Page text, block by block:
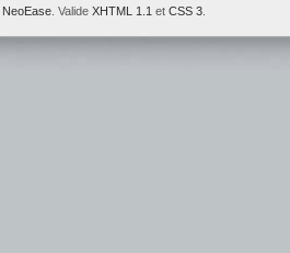
NeoEase . Valide XHTML 1.1 et CSS 3